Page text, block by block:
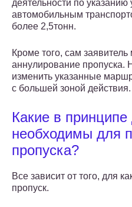
деятельности по указанию
автомобильным
более 2,5тонн.
Кроме того, сам
аннулирование пропуска.
изменить указанные
с большей зоной действия.
Какие в
необходимы для
пропуска?
Все зависит от того, для
пропуск.